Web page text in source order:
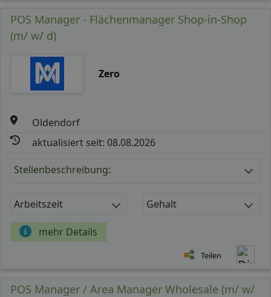
POS Manager - Flächenmanager Shop-in-Shop
(m/ w/ d)
Zero
Oldendorf
aktualisiert seit: 08.08.2026
Stellenbeschreibung:
Arbeitszeit Gehalt
mehr Details
Teilen
POS Manager / Area Manager Wholesale (m/ w/